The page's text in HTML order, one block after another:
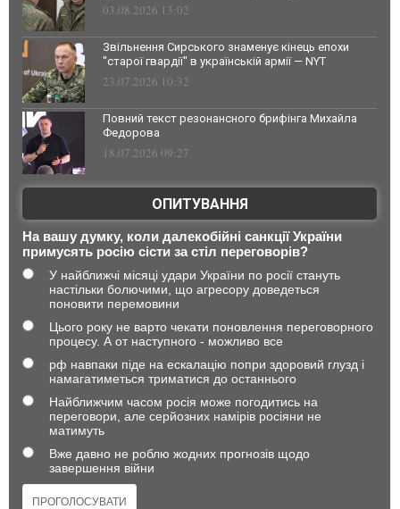
03.08.2026 13:02
Звільнення Сирського знаменує кінець епохи
"старої гвардії" в українській армії — NYT
23.07.2026 10:32
Повний текст резонансного брифінга Михайла
Федорова
18.07.2026 09:27
ОПИТУВАННЯ
На вашу думку, коли далекобійні санкції України
примусять росію сісти за стіл переговорів?
У найближчі місяці удари України по росії стануть
настільки болючими, що агресору доведеться
поновити перемовини
Цього року не варто чекати поновлення переговорного
процесу. А от наступного - можливо все
рф навпаки піде на ескалацію попри здоровий глузд і
намагатиметься триматися до останнього
Найближчим часом росія може погодитись на
переговори, але серйозних намірів росіяни не
матимуть
Вже давно не роблю жодних прогнозів щодо
завершення війни